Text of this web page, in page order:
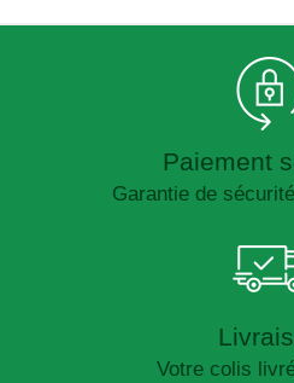
Paiement
Garantie de
Votre colis